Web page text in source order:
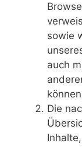
sowie
auch
Die